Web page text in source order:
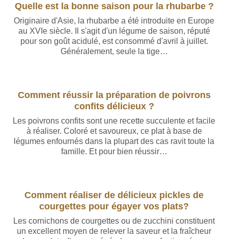
Quelle est la bonne saison pour la rhubarbe ?
Originaire d'Asie, la rhubarbe a été introduite en Europe
au XVIe siècle. Il s'agit d'un légume de saison, réputé
pour son goût acidulé, est consommé d'avril à juillet.
Généralement, seule la tige…
Comment réussir la préparation de poivrons
confits délicieux ?
Les poivrons confits sont une recette succulente et facile
à réaliser. Coloré et savoureux, ce plat à base de
légumes enfournés dans la plupart des cas ravit toute la
famille. Et pour bien réussir…
Comment réaliser de délicieux pickles de
courgettes pour égayer vos plats?
Les cornichons de courgettes ou de zucchini constituent
un excellent moyen de relever la saveur et la fraîcheur